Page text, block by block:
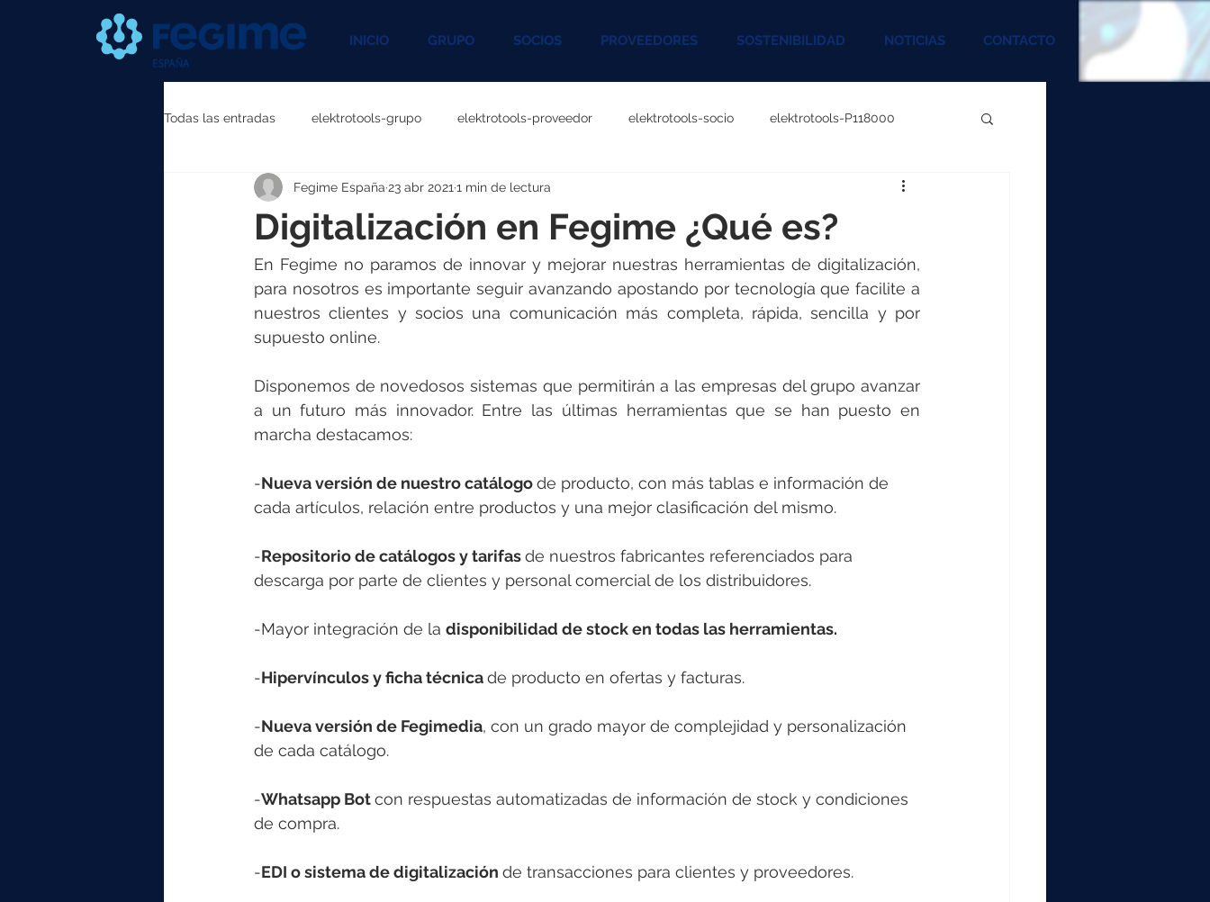
INICIO GRUPO SOCIOS PROVEEDORES SOSTENIBILIDAD NOTICIAS CONTACTO
Todas las entradas elektrotools-grupo elektrotools-proveedor elektrotools-socio elektrotools-P118000
elektrotools-P111000 elektrotools-P060000 elektrotools-P027000
elektrotools-P087000 elektrotools-P096000 elektrotools-P041000 elektrotools-P083000
elektrotools-P040000 elektrotools-P046000
elektrotools-P059000 elektrotools-P086000 elektrotools-P033000 elektrotools-P043000
elektrotools-P065000 elektrotools-P040000 elektrotools-P059000 elektrotools-P002000
elektrotools-P045000 elektrotools-P052000 elektrotools-P01961 elektrotools-P064000
elektrotools-P099000 elektrotools-P046000
Digitalización en Fegime ¿Qué es?
Fegime España 23 abr 2021 1 min de lectura
En Fegime no paramos de innovar y mejorar nuestras herramientas de digitalización,
para nosotros es importante seguir avanzando apostando por tecnología que facilite a
nuestros clientes y socios una comunicación más completa, rápida, sencilla y por
supuesto online.
Disponemos de novedosos sistemas que permitirán a las empresas del grupo avanzar
a un futuro más innovador. Entre las últimas herramientas que se han puesto en
marcha destacamos:
-Nueva versión de nuestro catálogo de producto, con más tablas e información de
cada artículos, relación entre productos y una mejor clasificación del mismo.
-Repositorio de catálogos y tarifas de nuestros fabricantes referenciados para
descarga por parte de clientes y personal comercial de los distribuidores.
-Mayor integración de la disponibilidad de stock en todas las herramientas.
-Hipervínculos y ficha técnica de producto en ofertas y facturas.
-Nueva versión de Fegimedia, con un grado mayor de complejidad y personalización
de cada catálogo.
-Whatsapp Bot con respuestas automatizadas de información de stock y condiciones
de compra.
-EDI o sistema de digitalización de transacciones para clientes y proveedores.